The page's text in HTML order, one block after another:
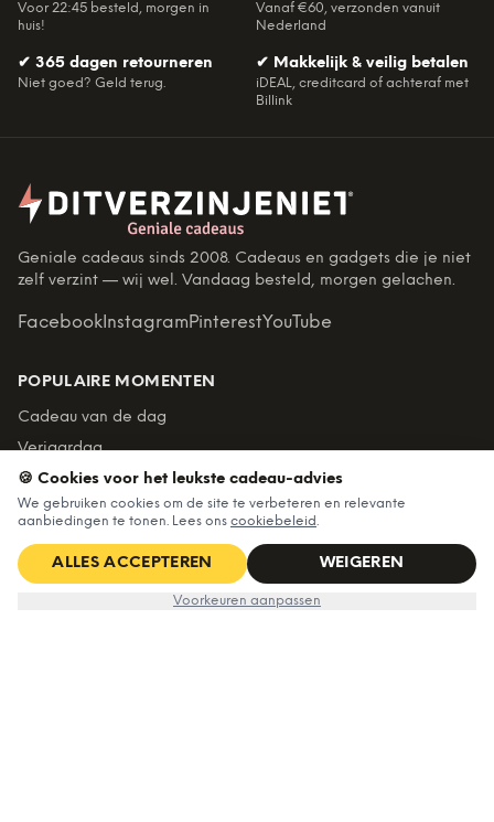
Voor 22:45 besteld, morgen in
huis!
Vanaf €60, verzonden vanuit
Nederland
✔ 365 dagen retourneren
Niet goed? Geld terug.
✔ Makkelijk & veilig betalen
iDEAL, creditcard of achteraf met
Billink
Geniale cadeaus sinds 2008. Cadeaus en gadgets die je niet
zelf verzint — wij wel. Vandaag besteld, morgen gelachen.
Facebook InstagramPinterestYouTube
POPULAIRE MOMENTEN
Cadeau van de dag
Verjaardag
Moederdag
Vaderdag
Kerst
Sinterklaas
🍪 Cookies voor het leukste cadeau-advies
We gebruiken cookies om de site te verbeteren en relevante
aanbiedingen te tonen. Lees ons cookiebeleid.
ALLES ACCEPTEREN WEIGEREN
Voorkeuren aanpassen